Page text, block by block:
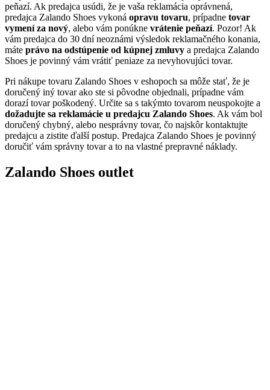
peňazí. Ak predajca usúdi, že je vaša reklamácia oprávnená,
predajca Zalando Shoes vykoná opravu tovaru, prípadne tovar
vymení za nový, alebo vám ponúkne vrátenie peňazí. Pozor! Ak
vám predajca do 30 dní neoznámi výsledok reklamačného konania,
máte právo na odstúpenie od kúpnej zmluvy a predajca Zalando
Shoes je povinný vám vrátiť peniaze za nevyhovujúci tovar.
Pri nákupe tovaru Zalando Shoes v eshopoch sa môže stať, že je
doručený iný tovar ako ste si pôvodne objednali, prípadne vám
dorazí tovar poškodený. Určite sa s takýmto tovarom neuspokojte a
dožadujte sa reklamácie u predajcu Zalando Shoes. Ak vám bol
doručený chybný, alebo nesprávny tovar, čo najskôr kontaktujte
predajcu a zistite ďalší postup. Predajca Zalando Shoes je povinný
doručiť vám správny tovar a to na vlastné prepravné náklady.
Zalando Shoes outlet